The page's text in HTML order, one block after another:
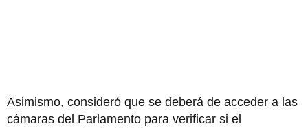
Asimismo, consideró que se deberá de acceder a las
cámaras del Parlamento para verificar si el